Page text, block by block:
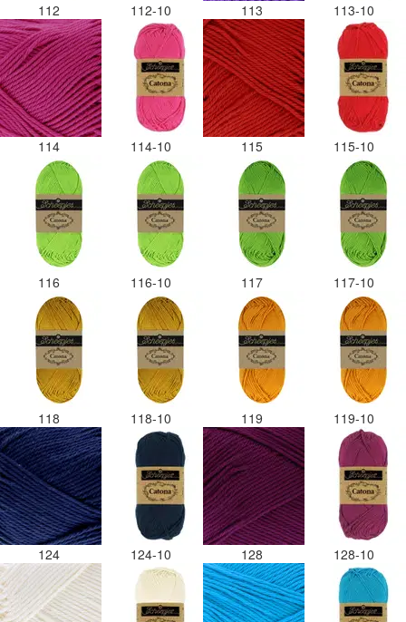
112 112-10 113 113-10
114 114-10 115 115-10
116 116-10 117 117-10
118 118-10 119 119-10
124 124-10 128 128-10